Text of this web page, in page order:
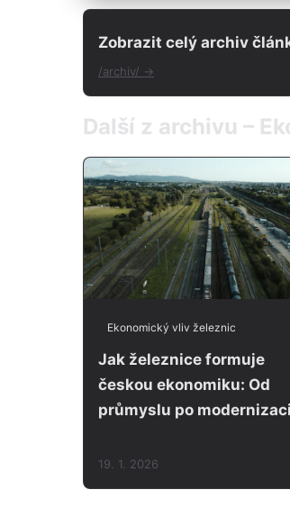
Zobrazit celý archiv
/archiv/ →
Další z archivu –
Ekonomický vliv železnic
Jak železnice formuje
českou ekonomiku: Od
průmyslu po modernizaci
19. 1. 2026